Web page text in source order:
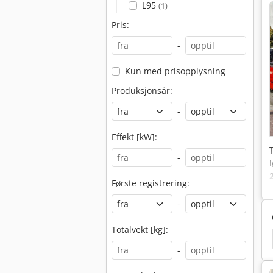
L95 (1)
Pris:
-
Kun med prisopplysning
Produksjonsår:
-
Effekt [kW]:
-
Første registrering:
-
Totalvekt [kg]:
-
Chemiluminescence Frontlaster